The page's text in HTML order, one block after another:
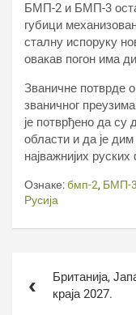
БМП-2 и БМП-3
губици
сталну испоруку
овакав погон има
Званичне потврде
званичног
је потврђено да су
области и да је
најважнијих
Ознаке:бмп-2, БМП-3
Русија
чланкаБританија,
краја 2027.